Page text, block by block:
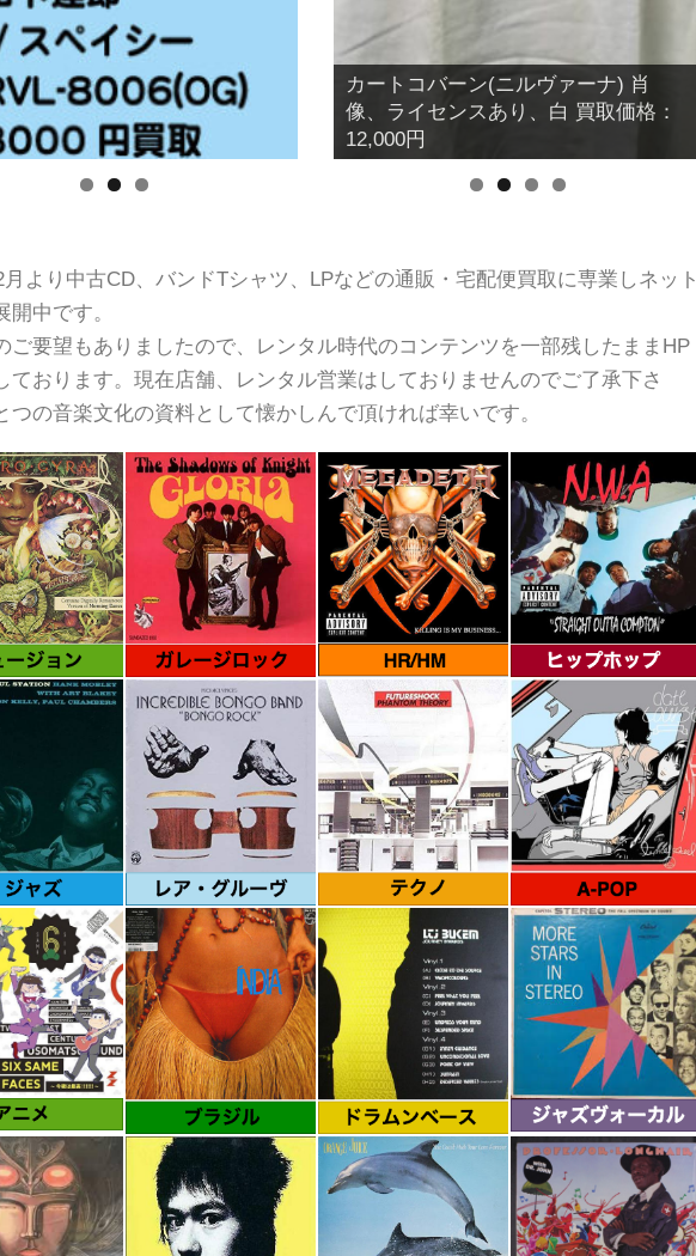
メタリカ 1980～1990年代 ライセン
ス商品 買取価格：3,000～8,000円
月より中古CD、バンドTシャツ、LPなどの通販・宅配便買取に専業しネット
開中です。
ご要望もありましたので、レンタル時代のコンテンツを一部残したままHP
ております。現在店舗、レンタル営業はしておりませんのでご了承下さ
つの音楽文化の資料として懐かしんで頂ければ幸いです。